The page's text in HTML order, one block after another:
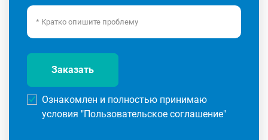
Заказать
Ознакомлен и полностью принимаю
условия "Пользовательское соглашение"